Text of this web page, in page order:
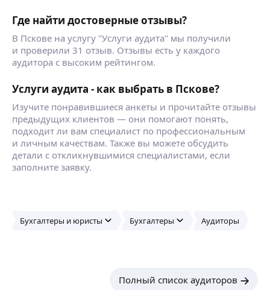
Где найти достоверные отзывы?
В Пскове на услугу "Услуги аудита" мы получили
и проверили 31 отзыв. Отзывы есть у каждого
аудитора с высоким рейтингом.
Услуги аудита - как выбрать в Пскове?
Изучите понравившиеся анкеты и прочитайте отзывы
предыдущих клиентов — они помогают понять,
подходит ли вам специалист по профессиональным
и личным качествам. Также вы можете обсудить
детали с откликнувшимися специалистами, если
заполните заявку.
Бухгалтеры и юристы Бухгалтеры Аудиторы
Полный список аудиторов